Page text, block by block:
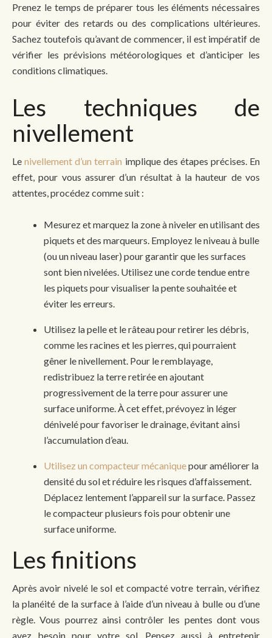
Prenez le temps de préparer tous les éléments nécessaires
pour éviter des retards ou des complications ultérieures.
Sachez toutefois qu’avant de commencer, il est impératif de
vérifier les prévisions météorologiques et d’anticiper les
conditions climatiques.
Les techniques de
nivellement
Lenivellement d’un terrain implique des étapes précises. En
effet, pour vous assurer d’un résultat à la hauteur de vos
attentes, procédez comme suit :
Mesurez et marquez la zone à niveler en utilisant des
piquets et des marqueurs. Employez le niveau à bulle
(ou un niveau laser) pour garantir que les surfaces
sont bien nivelées. Utilisez une corde tendue entre
les piquets pour visualiser la pente souhaitée et
éviter les erreurs.
Utilisez la pelle et le râteau pour retirer les débris,
comme les racines et les pierres, qui pourraient
gêner le nivellement. Pour le remblayage,
redistribuez la terre retirée en ajoutant
progressivement de la terre pour assurer une
surface uniforme. À cet effet, prévoyez in léger
dénivelé pour favoriser le drainage, évitant ainsi
l’accumulation d’eau.
Utilisez un compacteur mécaniquepour améliorer la
densité du sol et réduire les risques d’affaissement.
Déplacez lentement l’appareil sur la surface. Passez
le compacteur plusieurs fois pour obtenir une
surface uniforme.
Les finitions
Après avoir nivelé le sol et compacté votre terrain, vérifiez
la planéité de la surface à l’aide d’un niveau à bulle ou d’une
règle. Vous pourrez ainsi contrôler les pentes dont vous
avez besoin pour votre sol. Pensez aussi à entretenir